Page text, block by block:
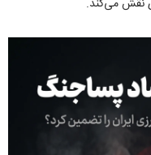
نقش می‌کند.